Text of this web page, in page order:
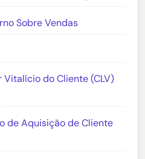
Sobre Vendas
do Cliente (CLV)
de Aquisição de Cliente